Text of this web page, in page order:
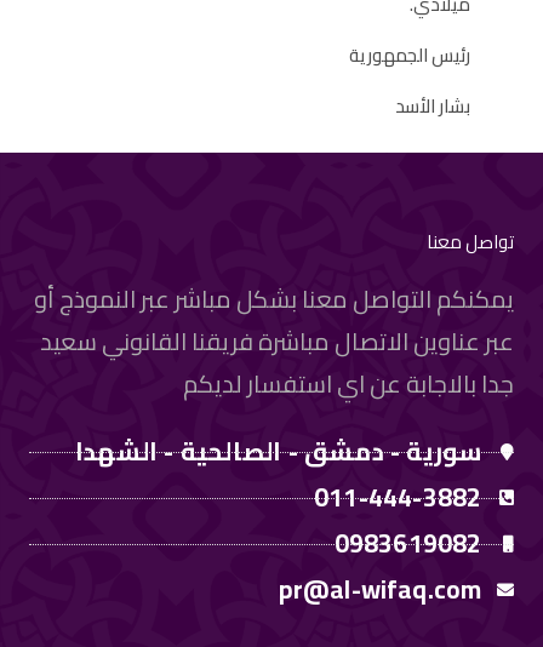
رئيس الجمهورية
بشار الأسد
تواصل معنا
يمكنكم التواصل معنا بشكل مباشر عبر النموذج أو
عبر عناوين الاتصال مباشرة فريقنا القانوني سعيد
جدا بالاجابة عن اي استفسار لديكم
سورية - دمشق - الصالحية - الشهدا
011-444-3882
0983619082
pr@al-wifaq.com